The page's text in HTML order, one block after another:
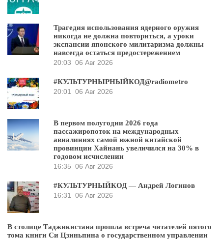
Трагедия использования ядерного оружия
никогда не должна повториться, а уроки
экспансии японского милитаризма должны
навсегда остаться предостережением
20:03 06 Авг 2026
#КУЛЬТУРНЫРНЫЙКОД@radiometro
20:01 06 Авг 2026
В первом полугодии 2026 года
пассажиропоток на международных
авиалиниях самой южной китайской
провинции Хайнань увеличился на 30% в
годовом исчислении
16:35 06 Авг 2026
#КУЛЬТУРНЫЙКОД — Андрей Логинов
16:31 06 Авг 2026
В столице Таджикистана прошла встреча читателей пятого
тома книги Си Цзиньпина о государственном управлении